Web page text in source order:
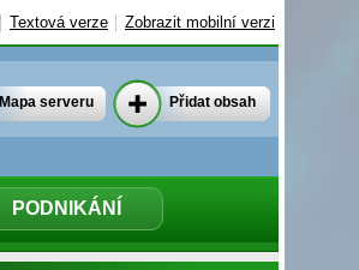
Textová verze Zobrazit mobilní verzi
PODNIKÁNÍ
Mapa serveru Přidat obsah